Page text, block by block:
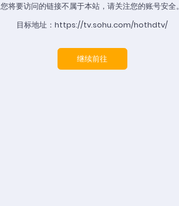
您将要访问的链接不属于本站，请关注您的账号安全。
目标地址：https://tv.sohu.com/hothdtv/
继续前往